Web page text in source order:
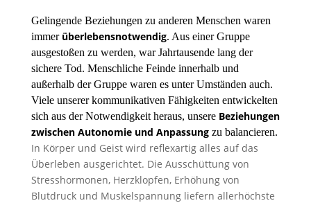
Gelingende Beziehungen zu anderen Menschen waren
immer überlebensnotwendig. Aus einer Gruppe
ausgestoßen zu werden, war Jahrtausende lang der
sichere Tod. Menschliche Feinde innerhalb und
außerhalb der Gruppe waren es unter Umständen auch.
Viele unserer kommunikativen Fähigkeiten entwickelten
sich aus der Notwendigkeit heraus, unsere Beziehungen
zwischen Autonomie und Anpassungzu balancieren.
In Körper und Geist wird reflexartig alles auf das
Überleben ausgerichtet. Die Ausschüttung von
Stresshormonen, Herzklopfen, Erhöhung von
Blutdruck und Muskelspannung liefern allerhöchste